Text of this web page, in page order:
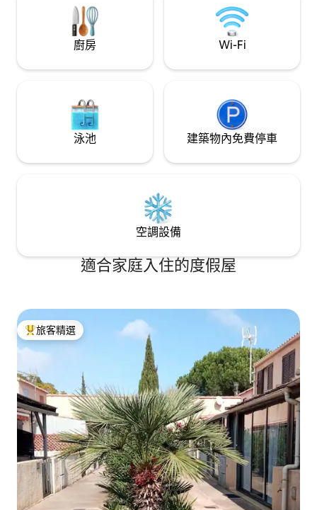
廚房 Wi-Fi
泳池 建築物內免費停車
空調設備
適合家庭入住的度假屋
旅客精選榜首
旅客精選